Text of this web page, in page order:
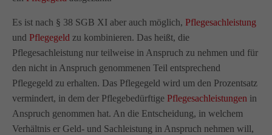
Sie haben Fragen?
02365 955 88 88
Schreiben Sie uns per Email
info@amicus-pflege.de
Es ist nach § 38 SGB XI aber auch möglich, Pflegesachleistung
und Pflegegeld zu kombinieren. Das heißt, die
Pflegesachleistung nur teilweise in Anspruch zu nehmen und für
den nicht in Anspruch genommenen Teil entsprechend
Pflegegeld zu erhalten. Das Pflegegeld wird um den Prozentsatz
vermindert, in dem der Pflegebedürftige Pflegesachleistungen in
Anspruch genommen hat. An die Entscheidung, in welchem
Verhältnis er Geld- und Sachleistung in Anspruch nehmen will,